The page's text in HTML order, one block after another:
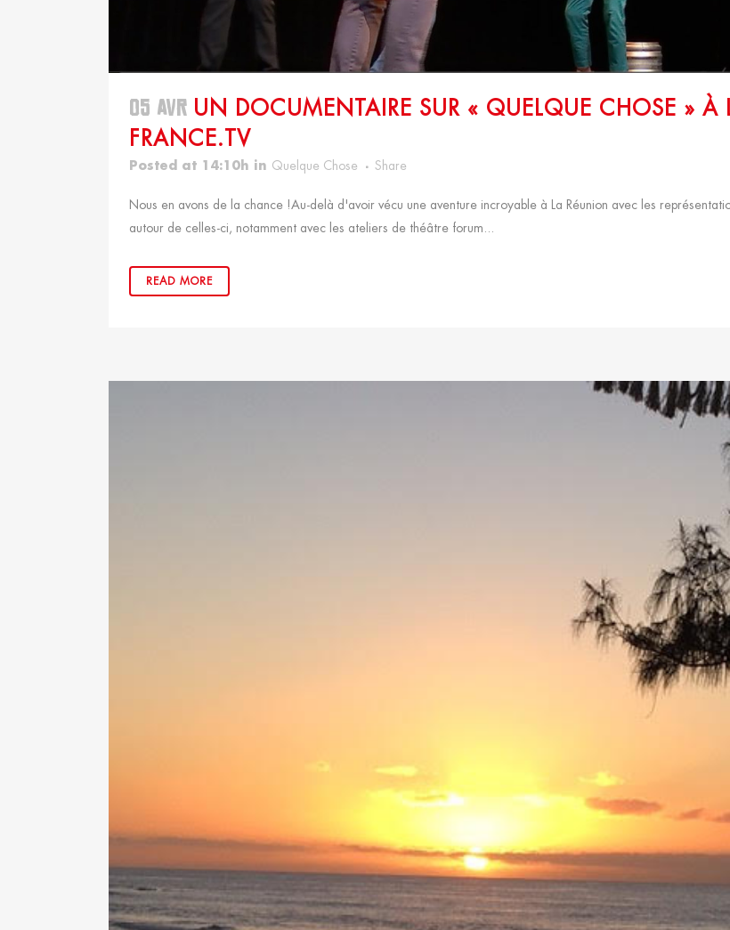
05 AVR UN DOCUMENTAIRE SUR « QUELQUE CHOSE » À
FRANCE.TV
Posted at 14:10h in Quelque Chose Share
Nous en avons de la chance !Au-delà d'avoir vécu une aventure incroyable à La Réunion avec les
autour de celles-ci, notamment avec les ateliers de théâtre forum...
READ MORE